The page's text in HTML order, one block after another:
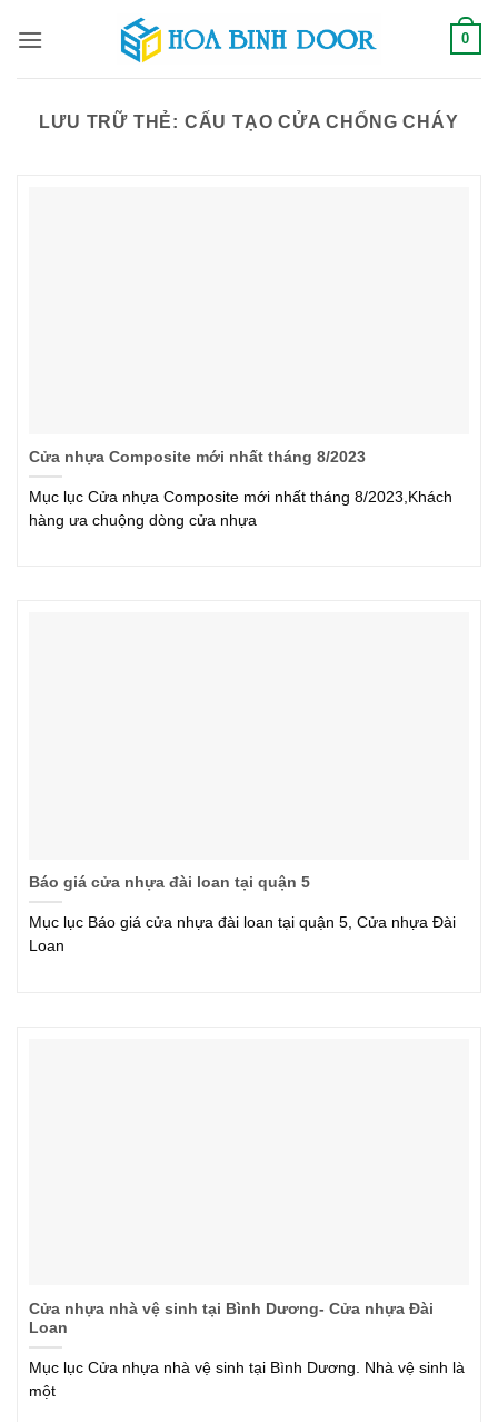
qua
0
LƯU TRỮ THẺ: CẤU TẠO CỬA CHỐNG CHÁY
Cửa nhựa Composite mới nhất tháng 8/2023
Mục lục Cửa nhựa Composite mới nhất tháng 8/2023,Khách
hàng ưa chuộng dòng cửa nhựa
Báo giá cửa nhựa đài loan tại quận 5
Mục lục Báo giá cửa nhựa đài loan tại quận 5, Cửa nhựa Đài
Loan
Cửa nhựa nhà vệ sinh tại Bình Dương- Cửa nhựa Đài
Loan
Mục lục Cửa nhựa nhà vệ sinh tại Bình Dương. Nhà vệ sinh là
một